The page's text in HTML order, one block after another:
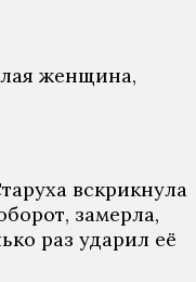
женщина,
вскрикнула
замерла,
раз ударил её